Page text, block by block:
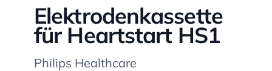
Elektrodenkassette
für Heartstart HS1
Philips Healthcare